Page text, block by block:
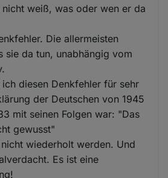
weiß, was oder wen er da
Die allermeisten
sie da tun, unabhängig vom
diesen Denkfehler für sehr
der Deutschen von 1945
mit seinen Folgen war: "Das
gewusst"
wiederholt werden. Und
Es ist eine